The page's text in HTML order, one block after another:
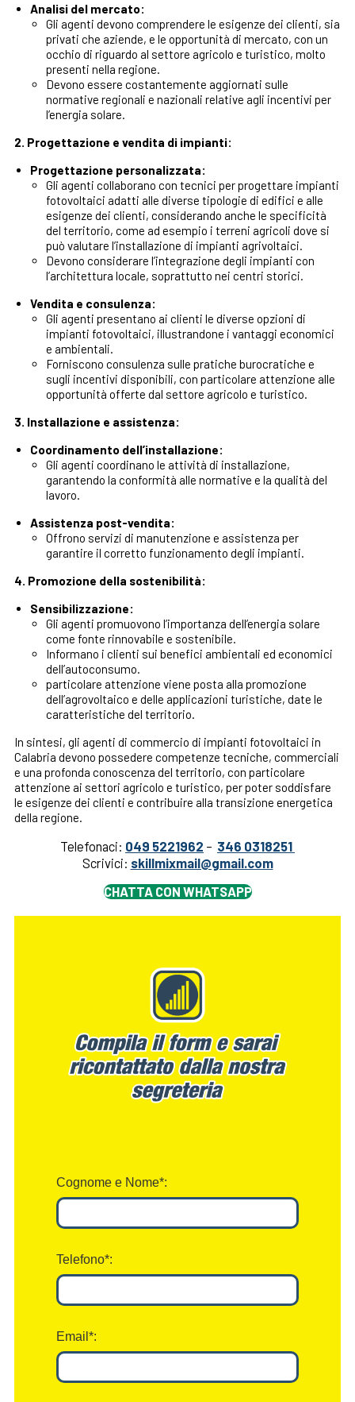
Analisi del mercato:
Gli agenti devono comprendere le esigenze dei clienti, sia
privati che aziende, e le opportunità di mercato, con un
occhio di riguardo al settore agricolo e turistico, molto
presenti nella regione.
Devono essere costantemente aggiornati sulle
normative regionali e nazionali relative agli incentivi per
l’energia solare.
2. Progettazione e vendita di impianti:
Progettazione personalizzata:
Gli agenti collaborano con tecnici per progettare impianti
fotovoltaici adatti alle diverse tipologie di edifici e alle
esigenze dei clienti, considerando anche le specificità
del territorio, come ad esempio i terreni agricoli dove si
può valutare l’installazione di impianti agrivoltaici.
Devono considerare l’integrazione degli impianti con
l’architettura locale, soprattutto nei centri storici.
Vendita e consulenza:
Gli agenti presentano ai clienti le diverse opzioni di
impianti fotovoltaici, illustrandone i vantaggi economici
e ambientali.
Forniscono consulenza sulle pratiche burocratiche e
sugli incentivi disponibili, con particolare attenzione alle
opportunità offerte dal settore agricolo e turistico.
3. Installazione e assistenza:
Coordinamento dell’installazione:
Gli agenti coordinano le attività di installazione,
garantendo la conformità alle normative e la qualità del
lavoro.
Assistenza post-vendita:
Offrono servizi di manutenzione e assistenza per
garantire il corretto funzionamento degli impianti.
4. Promozione della sostenibilità:
Sensibilizzazione:
Gli agenti promuovono l’importanza dell’energia solare
come fonte rinnovabile e sostenibile.
Informano i clienti sui benefici ambientali ed economici
dell’autoconsumo.
particolare attenzione viene posta alla promozione
dell’agrovoltaico e delle applicazioni turistiche, date le
caratteristiche del territorio.
In sintesi, gli agenti di commercio di impianti fotovoltaici in
Calabria devono possedere competenze tecniche, commerciali
e una profonda conoscenza del territorio, con particolare
attenzione ai settori agricolo e turistico, per poter soddisfare
le esigenze dei clienti e contribuire alla transizione energetica
della regione.
Telefonaci: 049 5221962 – 346 0318251
Scrivici: skillmixmail@gmail.com
CHATTA CON WHATSAPP
Cognome e Nome*:
Telefono*:
Email*: